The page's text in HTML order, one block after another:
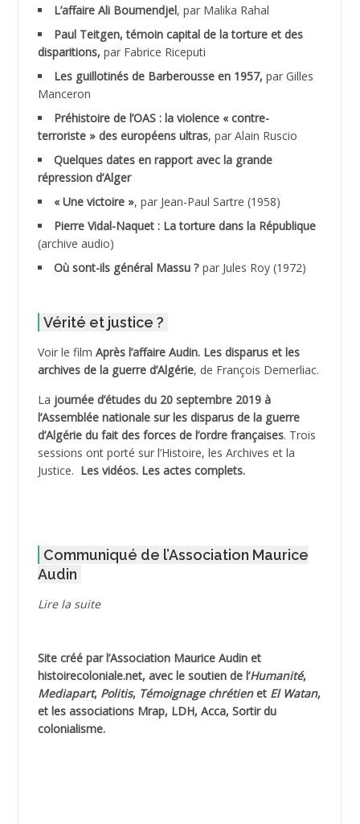
ADALMI
ADANE Ramdane *
ADDAD
ADDALA Boualem*
ADDANE
ADDECHE Rachid
ADELIOUAT Vve AIT SAADA
ADJANI Khaled
ADJAOUT
ADNI Mohamed Akli
ADOUL Arab *
AGOULMINE
AHLOUCHE Mabrouk *
AIBLIED Ahmed
L’affaire Ali Boumendjel, par Malika Rahal
Paul Teitgen, témoin capital de la torture et des
disparitions, par Fabrice Riceputi
Les guillotinés de Barberousse en 1957, par Gilles
Manceron
Préhistoire de l’OAS : la violence « contre-
terroriste » des européens ultras, par Alain Ruscio
Quelques dates en rapport avec la grande
répression d’Alger
« Une victoire », par Jean-Paul Sartre (1958)
Pierre Vidal-Naquet : La torture dans la République
(archive audio)
Où sont-ils général Massu ? par Jules Roy (1972)
Vérité et justice ?
Voir le film Après l’affaire Audin. Les disparus et les
archives de la guerre d’Algérie, de François Demerliac.
La journée d’études du 20 septembre 2019 à
l’Assemblée nationale sur les disparus de la guerre
d’Algérie du fait des forces de l’ordre françaises. Trois
sessions ont porté sur l’Histoire, les Archives et la
Justice. Les vidéos. Les actes complets.
Communiqué de l’Association Maurice
Audin
Lire la suite
Site créé par l’Association Maurice Audinet
histoirecoloniale.net, avec le soutien de l’Humanité,
Mediapart, Politis, Témoignage chrétienet El Watan,
et les associations Mrap, LDH, Acca, Sortir du
colonialisme.